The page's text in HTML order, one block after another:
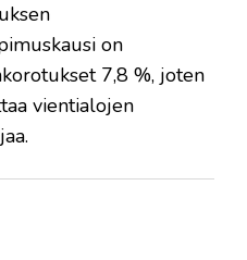
on
7,8 %, joten
vientialojen